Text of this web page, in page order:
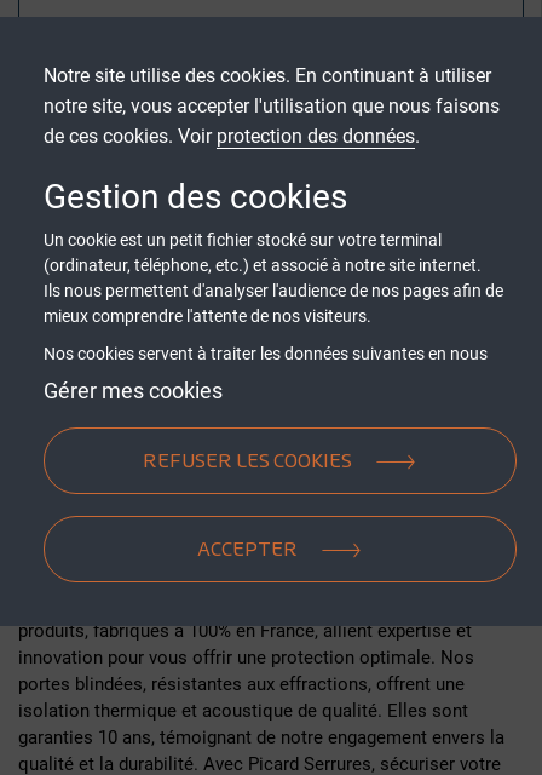
Chez Picard Serrures, nous comprenons que le
confort domestique est essentiel. C'est pourquoi nos
portes blindées allient isolation thermique et
Chaque porte sur-mesure garantit non seulement
ainsi une intégration sans compromis entre bien-être
et résistance aux effractions.
Pourquoi choisir une porte Picard
Depuis plus de 300 ans, Picard Serrures est un acteur
produits, fabriqués à 100% en France, allient expertise et
innovation pour vous offrir une protection optimale. Nos
portes blindées, résistantes aux effractions, offrent une
isolation thermique et acoustique de qualité. Elles sont
garanties 10 ans, témoignant de notre engagement envers la
qualité et la durabilité. Avec Picard Serrures, sécuriser votre
Notre site utilise des cookies. En continuant à utiliser
notre site, vous accepter l'utilisation que nous faisons
de ces cookies. Voir protection des données.
Gestion des cookies
Un cookie est un petit fichier stocké sur votre terminal
(ordinateur, téléphone, etc.) et associé à notre site internet.
Ils nous permettent d'analyser l'audience de nos pages afin de
mieux comprendre l'attente de nos visiteurs.
Nos cookies servent à traiter les données suivantes en nous
basant sur votre consentement et/ou notre intérêt légitime :
contenus personnalisés, mesure de performance du contenu,
données d’audience, ...
Gérer mes cookies
REFUSER LES COOKIES
ACCEPTER